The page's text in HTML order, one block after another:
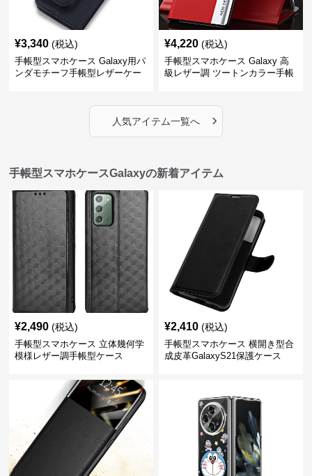
¥3,340 (税込)
手帳型スマホケース Galaxy用パ
ンダモチーフ手帳型レザーケー
¥4,220 (税込)
手帳型スマホケース Galaxy 高
級レザー調 ツートンカラー手帳
人気アイテム一覧へ ›
手帳型スマホケースGalaxyの新着アイテム
¥2,490 (税込)
手帳型スマホケース 立体幾何学
模様レザー調手帳型ケース
¥2,410 (税込)
手帳型スマホケース 横開き型合
成皮革GalaxyS21保護ケース